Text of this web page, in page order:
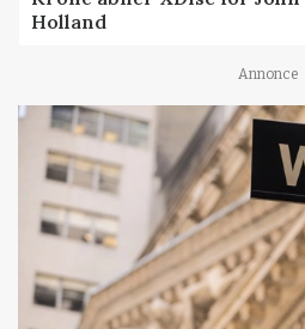
Holland
Annonce